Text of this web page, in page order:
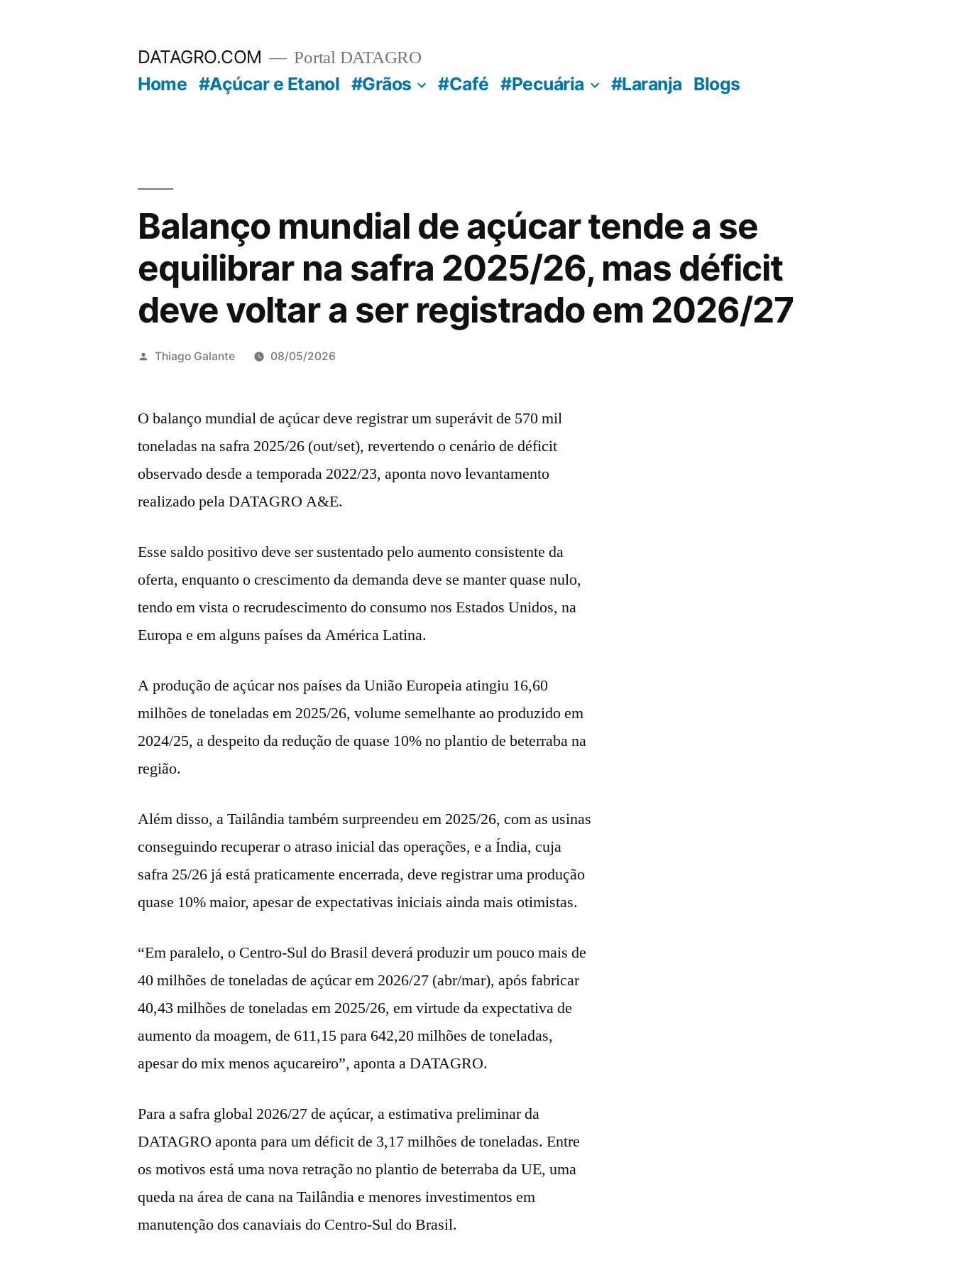
DATAGRO.COM Portal DATAGRO
Home #Açúcar e Etanol #Grãos #Café #Pecuária #Laranja Blogs
Balanço mundial de açúcar tende a se
equilibrar na safra 2025/26, mas déficit
deve voltar a ser registrado em 2026/27
Publicado
Thiago Galante 08/05/2026
O balanço mundial de açúcar deve registrar um superávit de 570 mil
toneladas na safra 2025/26 (out/set), revertendo o cenário de déficit
observado desde a temporada 2022/23, aponta novo levantamento
realizado pela DATAGRO A&E.
Esse saldo positivo deve ser sustentado pelo aumento consistente da
oferta, enquanto o crescimento da demanda deve se manter quase nulo,
tendo em vista o recrudescimento do consumo nos Estados Unidos, na
Europa e em alguns países da América Latina.
A produção de açúcar nos países da União Europeia atingiu 16,60
milhões de toneladas em 2025/26, volume semelhante ao produzido em
2024/25, a despeito da redução de quase 10% no plantio de beterraba na
região.
Além disso, a Tailândia também surpreendeu em 2025/26, com as usinas
conseguindo recuperar o atraso inicial das operações, e a Índia, cuja
safra 25/26 já está praticamente encerrada, deve registrar uma produção
quase 10% maior, apesar de expectativas iniciais ainda mais otimistas.
“Em paralelo, o Centro-Sul do Brasil deverá produzir um pouco mais de
40 milhões de toneladas de açúcar em 2026/27 (abr/mar), após fabricar
40,43 milhões de toneladas em 2025/26, em virtude da expectativa de
aumento da moagem, de 611,15 para 642,20 milhões de toneladas,
apesar do mix menos açucareiro”, aponta a DATAGRO.
Para a safra global 2026/27 de açúcar, a estimativa preliminar da
DATAGRO aponta para um déficit de 3,17 milhões de toneladas. Entre
os motivos está uma nova retração no plantio de beterraba da UE, uma
queda na área de cana na Tailândia e menores investimentos em
manutenção dos canaviais do Centro-Sul do Brasil.